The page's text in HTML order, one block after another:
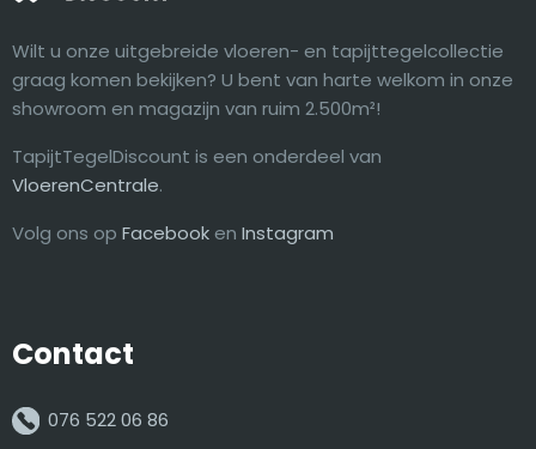
Wilt u onze uitgebreide vloeren- en tapijttegelcollectie
graag komen bekijken? U bent van harte welkom in onze
showroom en magazijn van ruim 2.500m²!
TapijtTegelDiscount is een onderdeel van
VloerenCentrale.
Volg ons op Facebook en Instagram
Contact
076 522 06 86